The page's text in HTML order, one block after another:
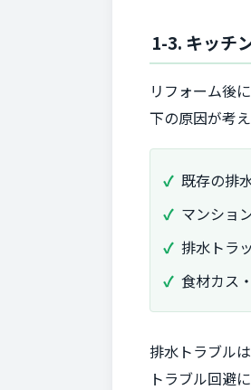
1-3. キッチ
リフォーム後
下の原因が考え
既存の排
マンショ
排水トラ
食材カス
排水トラブル
トラブル回避